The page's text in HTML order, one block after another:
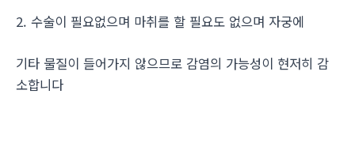
2. 수술이 필요없으며 마취를 할 필요도 없으며 자궁에
기타 물질이 들어가지 않으므로 감염의 가능성이 현저히 감
소합니다